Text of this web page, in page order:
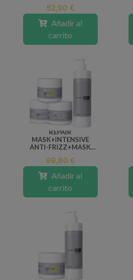
52,90 €
Añadir al
carrito
REPAIR
MASK+INTENSIVE
ANTI-FRIZZ+MASK
99,80 €
Añadir al
carrito